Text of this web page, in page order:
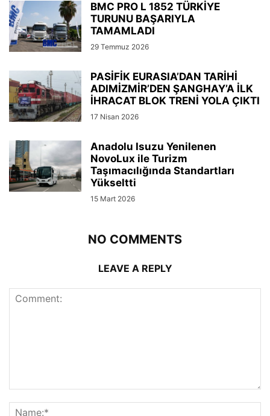
BMC PRO L 1852 TÜRKİYE
TURUNU BAŞARIYLA
TAMAMLADI
29 Temmuz 2026
PASİFİK EURASIA’DAN TARİHİ
ADIMİZMİR’DEN ŞANGHAY’A İLK
İHRACAT BLOK TRENİ YOLA ÇIKTI
17 Nisan 2026
Anadolu Isuzu Yenilenen
NovoLux ile Turizm
Taşımacılığında Standartları
Yükseltti
15 Mart 2026
NO COMMENTS
LEAVE A REPLY